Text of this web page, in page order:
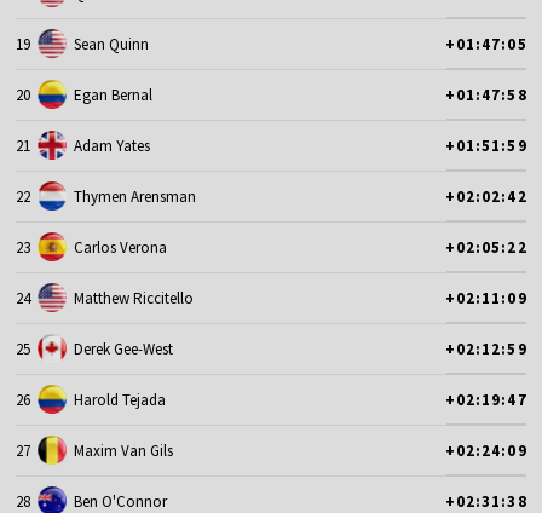
19 Sean Quinn +01:47:05
20 Egan Bernal +01:47:58
21 Adam Yates +01:51:59
22 Thymen Arensman +02:02:42
23 Carlos Verona +02:05:22
24 Matthew Riccitello +02:11:09
25 Derek Gee-West +02:12:59
26 Harold Tejada +02:19:47
27 Maxim Van Gils +02:24:09
28 Ben O'Connor +02:31:38